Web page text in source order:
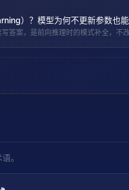
）？模型为何不更新参数也能
答案，是前向推理时的模式补全，不改
。